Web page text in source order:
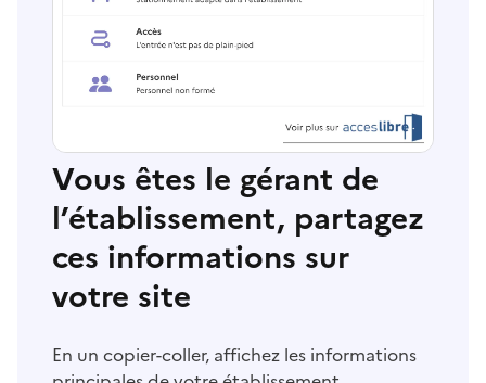
Vous êtes le gérant de
l’établissement, partagez
ces informations sur
votre site
En un copier-coller, affichez les informations